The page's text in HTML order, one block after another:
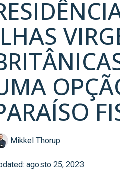
Mikkel Thorup
agosto 25, 2023